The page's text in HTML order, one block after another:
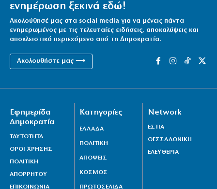
ενημέρωση ξεκινά εδώ!
Ακολούθησέ μας στα social media για να μένεις πάντα
ενημερωμένος με τις τελευταίες ειδήσεις, αποκαλύψεις και
αποκλειστικό περιεχόμενο από τη Δημοκρατία.
Ακολουθήστε μας ⟶
Εφημερίδα
Δημοκρατία
ΤΑΥΤΟΤΗΤΑ
ΟΡΟΙ ΧΡΗΣΗΣ
ΠΟΛΙΤΙΚΗ
ΑΠΟΡΡΗΤΟΥ
ΕΠΙΚΟΙΝΩΝΙΑ
Κατηγορίες
ΕΛΛΑΔΑ
ΠΟΛΙΤΙΚΗ
ΑΠΟΨΕΙΣ
ΚΟΣΜΟΣ
ΠΡΩΤΟΣΕΛΙΔΑ
Network
ΕΣΤΙΑ
ΘΕΣΣΑΛΟΝΙΚΗ
ΕΛΕΥΘΕΡΙΑ